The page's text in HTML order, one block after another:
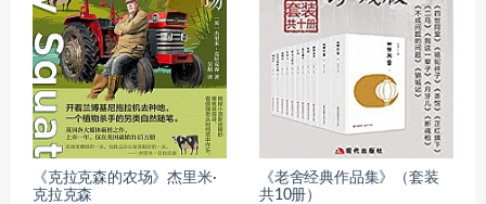
《克拉克森的农场》杰里米·
克拉克森
《老舍经典作品集》（套装
共10册）